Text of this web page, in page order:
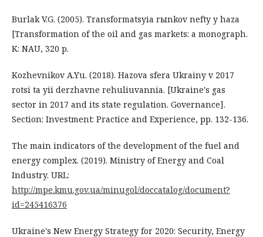
Burlak V.G. (2005). Transformatsyia rыnkov nefty y haza
[Transformation of the oil and gas markets: a monograph.
K: NAU, 320 p.
Kozhevnikov A.Yu. (2018). Hazova sfera Ukrainy v 2017
rotsi ta yii derzhavne rehuliuvannia. [Ukraine's gas
sector in 2017 and its state regulation. Governance].
Section: Investment: Practice and Experience, рр. 132-136.
The main indicators of the development of the fuel and
energy complex. (2019). Ministry of Energy and Coal
Industry. URL:
http://mpe.kmu.gov.ua/minugol/doccatalog/document?
id=245416376
Ukraine's New Energy Strategy for 2020: Security, Energy